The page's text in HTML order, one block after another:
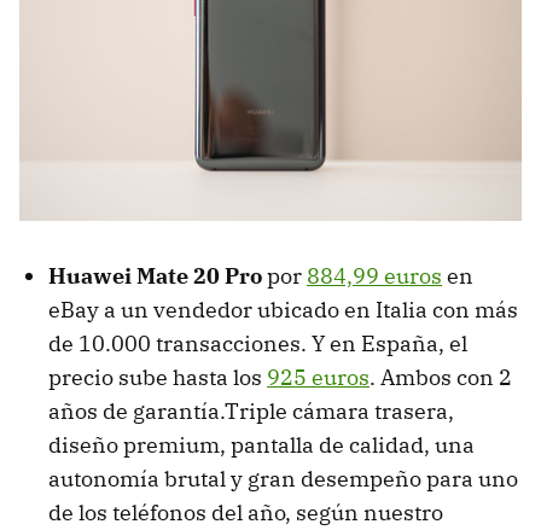
Huawei Mate 20 Propor 884,99 euros en
eBay a un vendedor ubicado en Italia con más
de 10.000 transacciones. Y en España, el
precio sube hasta los 925 euros. Ambos con 2
años de garantía.Triple cámara trasera,
diseño premium, pantalla de calidad, una
autonomía brutal y gran desempeño para uno
de los teléfonos del año, según nuestro